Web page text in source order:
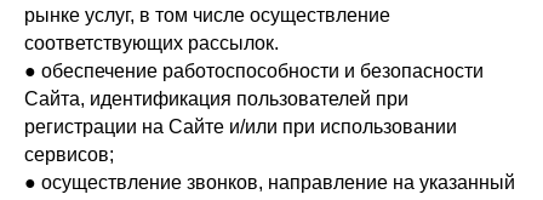
рынке услуг, в том числе осуществление
соответствующих рассылок.
● обеспечение работоспособности и безопасности
Сайта, идентификация пользователей при
регистрации на Сайте и/или при использовании
сервисов;
● осуществление звонков, направление на указанный